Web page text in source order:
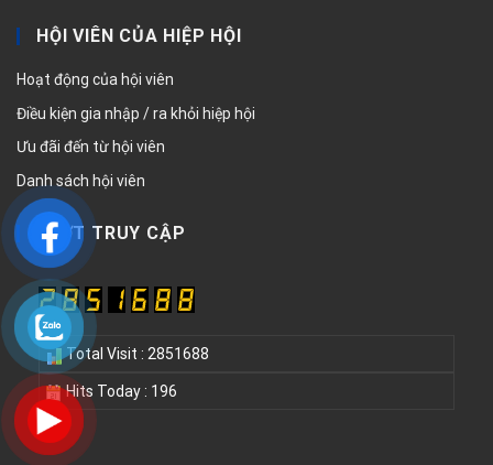
HỘI VIÊN CỦA HIỆP HỘI
Hoạt động của hội viên
Điều kiện gia nhập / ra khỏi hiệp hội
Ưu đãi đến từ hội viên
Danh sách hội viên
LƯỢT TRUY CẬP
Total Visit : 2851688
Hits Today : 196